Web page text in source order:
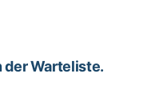
der Warteliste.